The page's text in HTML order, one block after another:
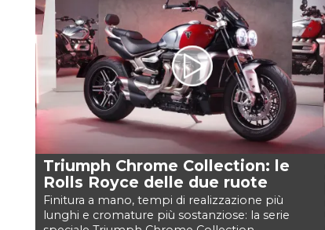
Triumph Chrome Collection: le
Rolls Royce delle due ruote
Finitura a mano, tempi di realizzazione più
lunghi e cromature più sostanziose: la serie